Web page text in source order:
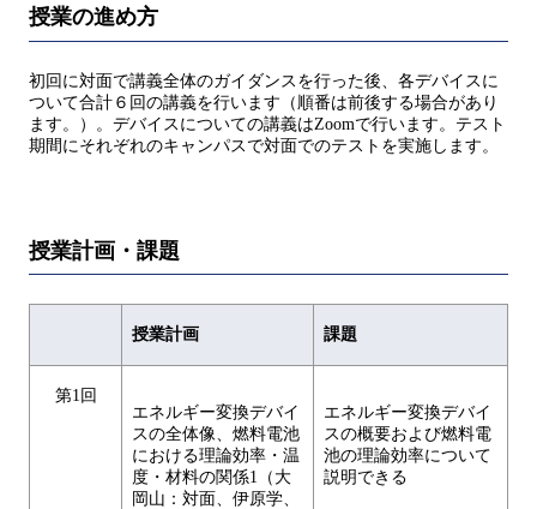
授業の進め方
初回に対面で講義全体のガイダンスを行った後、各デバイスに
ついて合計６回の講義を行います（順番は前後する場合があり
ます。）。デバイスについての講義はZoomで行います。テスト
期間にそれぞれのキャンパスで対面でのテストを実施します。
授業計画・課題
授業計画 課題
第1回
エネルギー変換デバイ
スの全体像、燃料電池
における理論効率・温
度・材料の関係1（大
岡山：対面、伊原学、
エネルギー変換デバイ
スの概要および燃料電
池の理論効率について
説明できる